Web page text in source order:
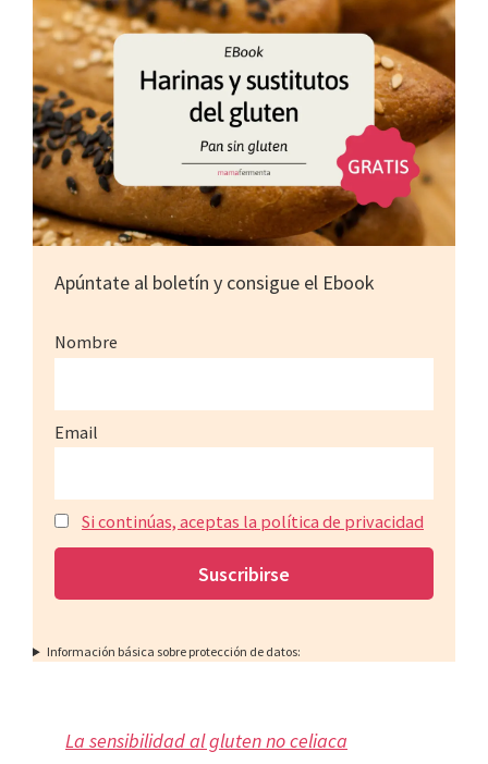
Apúntate al boletín y consigue el Ebook
Nombre
Email
Si continúas, aceptas la política de privacidad
Información básica sobre protección de datos:
La sensibilidad al gluten no celiaca